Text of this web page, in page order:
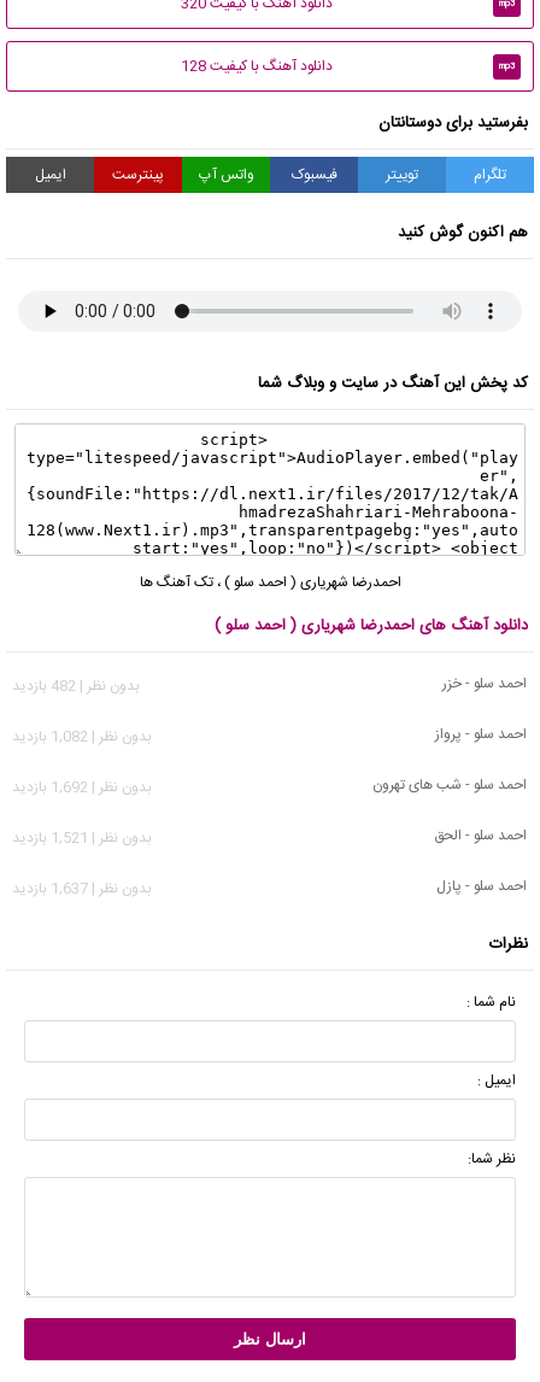
mp3
mp3 دانلود آهنگ با کیفیت 128
بفرستید برای دوستانتان
تلگرام توییتر فیسبوک واتس آپ پینترست ایمیل
هم اکنون گوش کنید
کد پخش این آهنگ در سایت و وبلاگ شما
احمدرضا شهریاری ( احمد سلو ) ،تک آهنگ ها
دانلود آهنگ های احمدرضا شهریاری ( احمد سلو )
احمد سلو - خزر
بدون نظر | 482 بازدید
احمد سلو - پرواز
بدون نظر | 1,082 بازدید
احمد سلو - شب های تهرون
بدون نظر | 1,692 بازدید
احمد سلو - الحق
بدون نظر | 1,521 بازدید
احمد سلو - پازل
بدون نظر | 1,637 بازدید
نظرات
نام شما :
ایمیل :
نظر شما: